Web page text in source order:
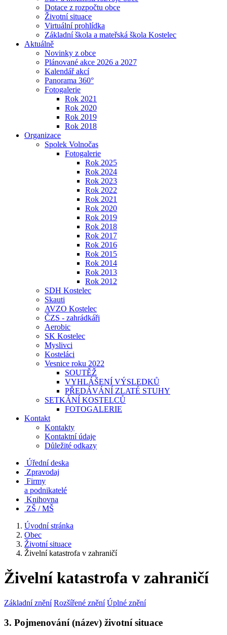
Dotace z rozpočtu obce
Životní situace
Virtuální prohlídka
Základní škola a mateřská škola Kostelec
Aktuálně
Novinky z obce
Plánované akce 2026 a 2027
Kalendář akcí
Panorama 360°
Fotogalerie
Rok 2021
Rok 2020
Rok 2019
Rok 2018
Organizace
Spolek Volnočas
Fotogalerie
Rok 2025
Rok 2024
Rok 2023
Rok 2022
Rok 2021
Rok 2020
Rok 2019
Rok 2018
Rok 2017
Rok 2016
Rok 2015
Rok 2014
Rok 2013
Rok 2012
SDH Kostelec
Skauti
AVZO Kostelec
ČZS - zahrádkáři
Aerobic
SK Kostelec
Myslivci
Kosteláci
Vesnice roku 2022
SOUTĚŽ
VYHLÁŠENÍ VÝSLEDKŮ
PŘEDÁVÁNÍ ZLATÉ STUHY
SETKÁNÍ KOSTELCŮ
FOTOGALERIE
Kontakt
Kontakty
Kontaktní údaje
Důležité odkazy
Úřední deska
Zpravodaj
Firmy
a podnikatelé
Knihovna
ZŠ / MŠ
Úvodní stránka
Obec
Životní situace
Živelní katastrofa v zahraničí
Živelní katastrofa v zahraničí
Základní znění Rozšířené znění Úplné znění
3. Pojmenování (název) životní situace